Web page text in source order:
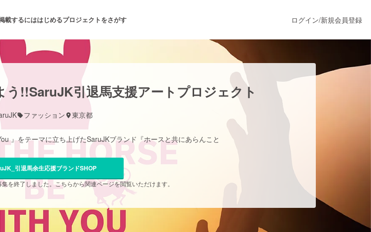
載するにははじめるプロジェクトをさがす
着プロジェクト 募集終了が近いプロジェクト もうすぐ公開されます
舞台・パフォーマンス プロダクト
フード・飲食店 ファッション
ビューティー・ヘルスケア
ログイン/新規会員登録
!!SaruJK引退馬支援アートプロジェクト
ファッション 東京都
』をテーマに立ち上げたSaruJKブランド『ホースと共にあらんこと
引退馬余生応援ブランドSHOP
を終了しました。こちらから関連ページを閲覧いただけます。